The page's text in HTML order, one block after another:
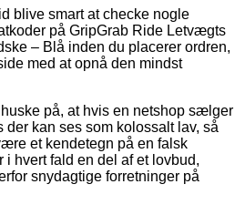
blive smart at checke nogle
på GripGrab Ride Letvægts
– Blå inden du placerer ordren,
med at opnå den mindst
på, at hvis en netshop sælger
der kan ses som kolossalt lav, så
et kendetegn på en falsk
i hvert fald en del af et lovbud,
snydagtige forretninger på